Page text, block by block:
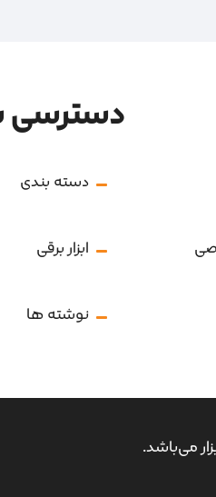
دسترسی
دسته بندی
ابزار برقی
نوشته ها
می‌باشد.